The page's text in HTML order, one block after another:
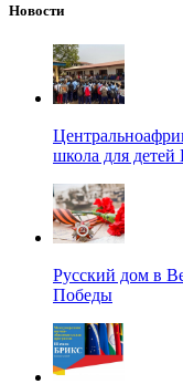
Новости
школа для
Русский дом в
Победы